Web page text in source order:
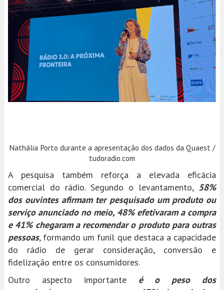
Nathália Porto durante a apresentação dos dados da Quaest /
tudoradio.com
A pesquisa também reforça a elevada eficácia
comercial do rádio. Segundo o levantamento, 58%
dos ouvintes afirmam ter pesquisado um produto ou
serviço anunciado no meio, 48% efetivaram a compra
e 41% chegaram a recomendar o produto para outras
pessoas, formando um funil que destaca a capacidade
do rádio de gerar consideração, conversão e
fidelização entre os consumidores.
Outro aspecto importanteé o peso dos